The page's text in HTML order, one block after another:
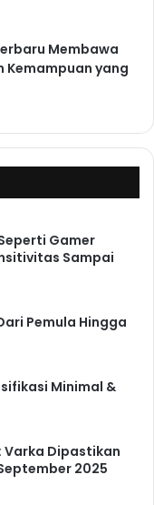
Membawa
Kemampuan yang
Gamer
Sampai
Pemula Hingga
Minimal &
Varka Dipastikan
2025